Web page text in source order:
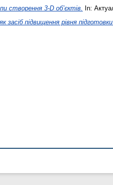
створення 3-D об’єктів. In:
засіб підвищення рівня